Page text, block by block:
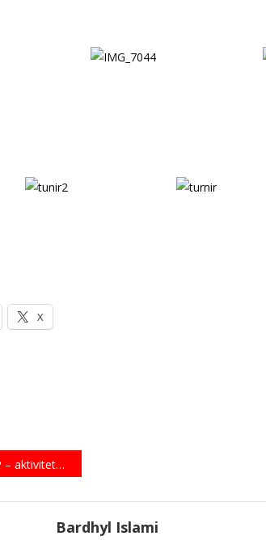
X
pushimit veror në Kopenhagë
Bardhyl Islami